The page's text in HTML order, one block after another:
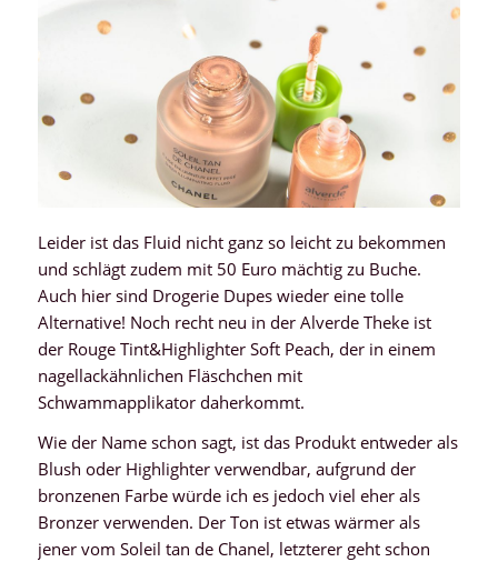
Leider ist das Fluid nicht ganz so leicht zu bekommen
und schlägt zudem mit 50 Euro mächtig zu Buche.
Auch hier sind Drogerie Dupes wieder eine tolle
Alternative! Noch recht neu in der Alverde Theke ist
der Rouge Tint&Highlighter Soft Peach, der in einem
nagellackähnlichen Fläschchen mit
Schwammapplikator daherkommt.
Wie der Name schon sagt, ist das Produkt entweder als
Blush oder Highlighter verwendbar, aufgrund der
bronzenen Farbe würde ich es jedoch viel eher als
Bronzer verwenden. Der Ton ist etwas wärmer als
jener vom Soleil tan de Chanel, letzterer geht schon